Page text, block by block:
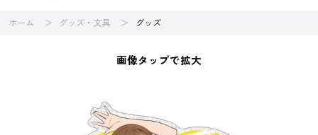
ホーム グッズ・文具 グッズ
画像タップで拡大